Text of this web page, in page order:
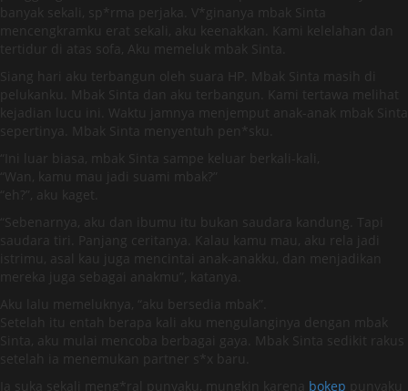
banyak sekali, sp*rma perjaka. V*ginanya mbak Sinta
mencengkramku erat sekali, aku keenakkan. Kami kelelahan dan
tertidur di atas sofa, Aku memeluk mbak Sinta.
Siang hari aku terbangun oleh suara HP. Mbak Sinta masih di
pelukanku. Mbak Sinta dan aku terbangun. Kami tertawa melihat
kejadian lucu ini. Waktu jamnya menjemput anak-anak mbak Sinta
sepertinya. Mbak Sinta menyentuh pen*sku.
“Ini luar biasa, mbak Sinta sampe keluar berkali-kali,
“Wan, kamu mau jadi suami mbak?”
“eh?”, aku kaget.
“Sebenarnya, aku dan ibumu itu bukan saudara kandung. Tapi
saudara tiri. Panjang ceritanya. Kalau kamu mau, aku rela jadi
istrimu, asal kau juga mencintai anak-anakku, dan menjadikan
mereka juga sebagai anakmu”, katanya.
Aku lalu memeluknya, “aku bersedia mbak”.
Setelah itu entah berapa kali aku mengulanginya dengan mbak
Sinta, aku mulai mencoba berbagai gaya. Mbak Sinta sedikit rakus
setelah ia menemukan partner s*x baru.
Ia suka sekali meng*ral punyaku, mungkin karena bokep punyaku